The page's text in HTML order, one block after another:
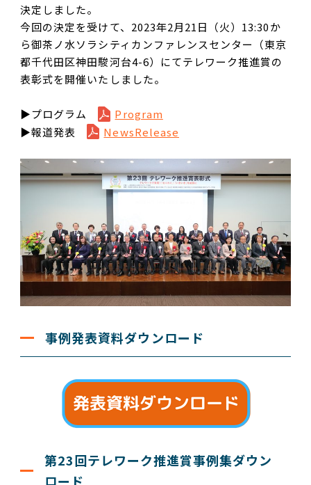
決定しました。
今回の決定を受けて、2023年2月21日（火）13:30か
ら御茶ノ水ソラシティカンファレンスセンター（東京
都千代田区神田駿河台4-6）にてテレワーク推進賞の
表彰式を開催いたしました。
▶プログラム
Program
▶報道発表
NewsRelease
事例発表資料ダウンロード
第23回テレワーク推進賞事例集ダウン
ロード